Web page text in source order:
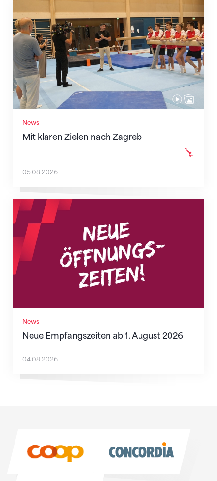
News
Mit klaren Zielen nach Zagreb
Mit klaren Zielen nach Zagreb
05.08.2026
News
Neue Empfangszeiten ab 1. August 2026
Neue Empfangszeiten ab 1. August 2026
04.08.2026